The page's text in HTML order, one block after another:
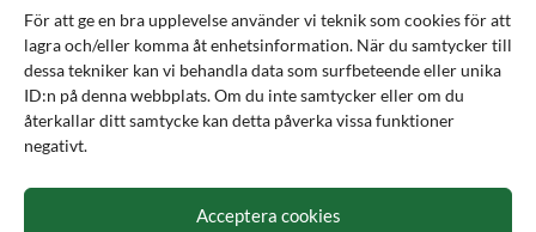
För att ge en bra upplevelse använder vi teknik som cookies för att
lagra och/eller komma åt enhetsinformation. När du samtycker till
dessa tekniker kan vi behandla data som surfbeteende eller unika
ID:n på denna webbplats. Om du inte samtycker eller om du
återkallar ditt samtycke kan detta påverka vissa funktioner
negativt.
Acceptera cookies
Butiken i Vellinge
Artiklar
Grain till gram-kalkylator
Kampanjer
Jakt & fiske
Handladdning
Optik
Utrustning